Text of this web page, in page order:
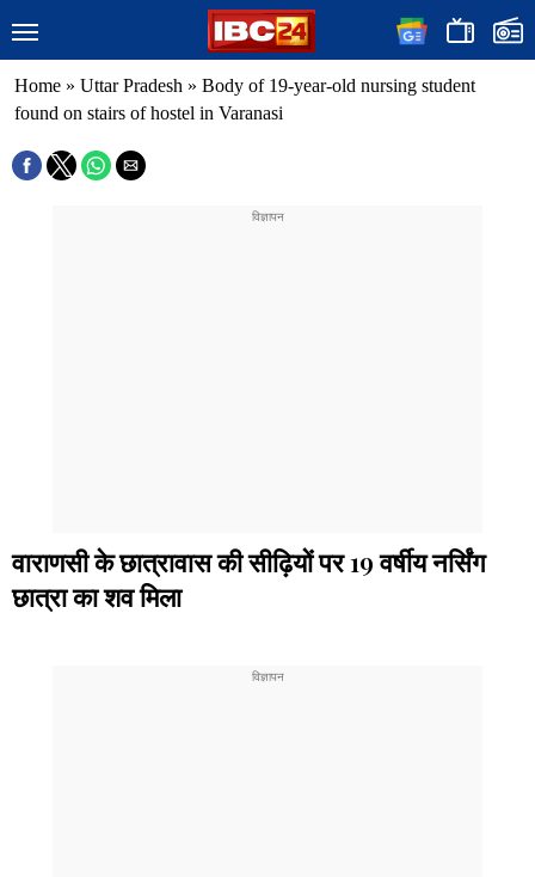
Home » Uttar Pradesh » Body of 19-year-old nursing student
found on stairs of hostel in Varanasi
वाराणसी के छात्रावास की सीढ़ियों पर 19 वर्षीय नर्सिंग
छात्रा का शव मिला